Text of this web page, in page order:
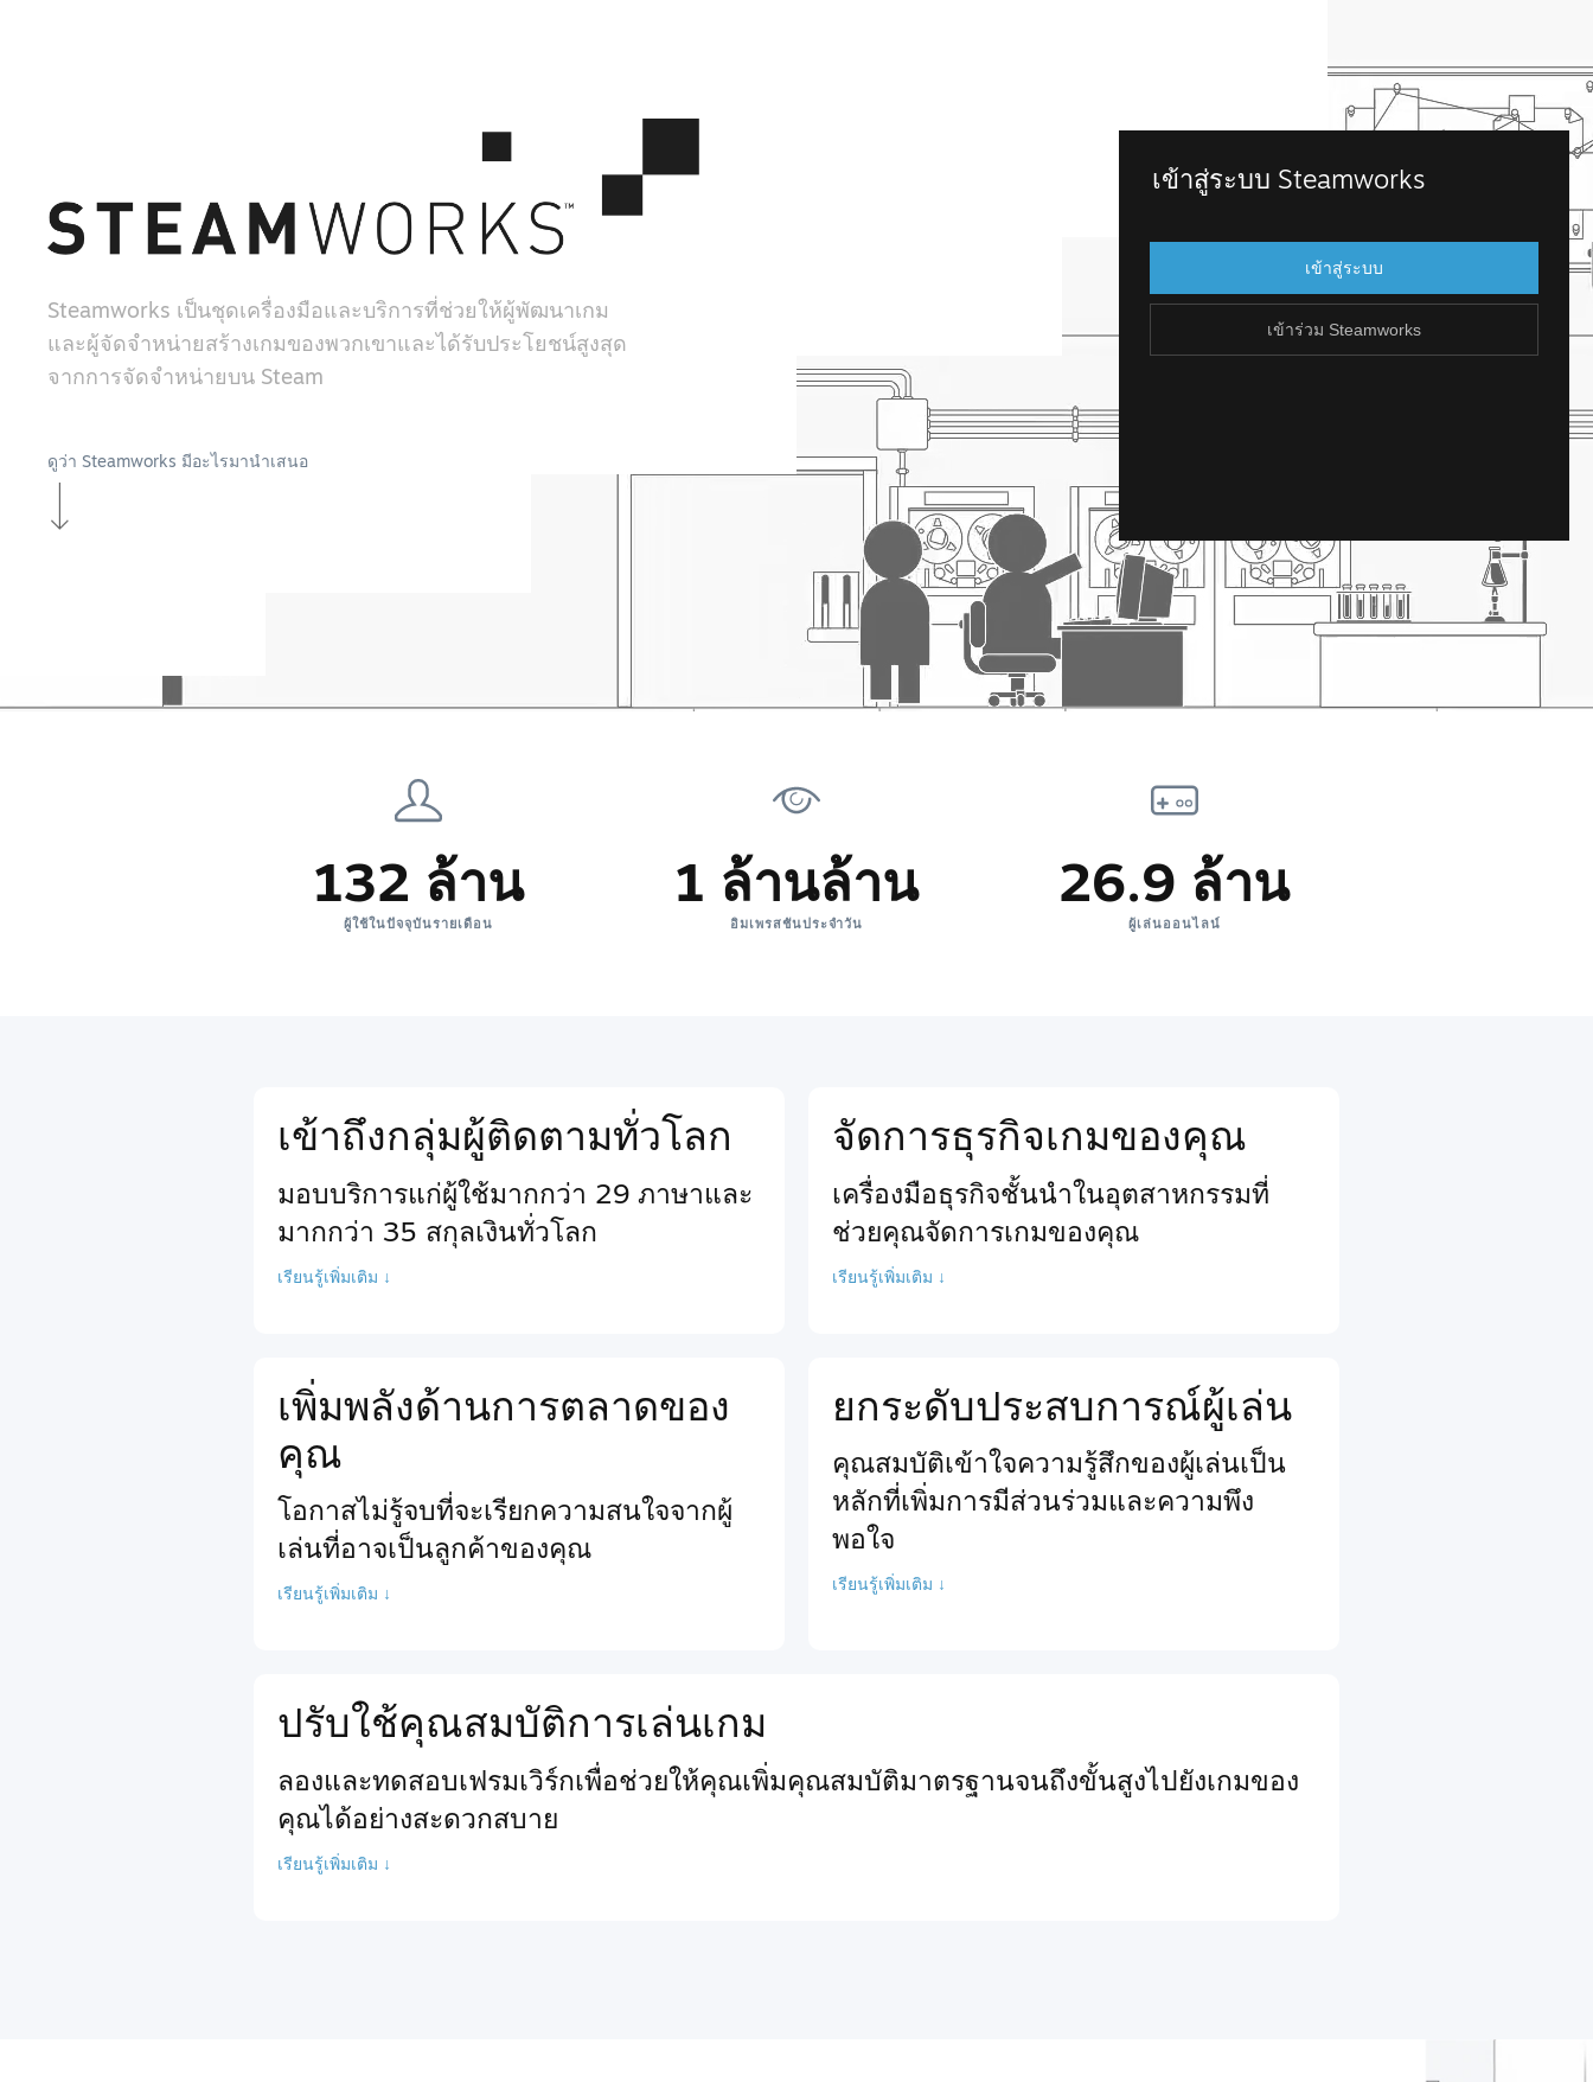
Steamworks เป็นชุดเครื่องมือและบริการที่ช่วยให้ผู้พัฒนาเกม
และผู้จัดจำหน่ายสร้างเกมของพวกเขาและได้รับประโยชน์สูงสุด
จากการจัดจำหน่ายบน Steam
ดูว่า Steamworks มีอะไรมานำเสนอ
เข้าสู่ระบบ Steamworks
เข้าสู่ระบบ
เข้าร่วม Steamworks
เข้าร่วม Steamworks
Steam ที่คุณมีอยู่แล้ว แต่ถ้าคุณไม่มีบัญชี
Steam น่ะหรือ? คุณสามารถสร้างได้ไม่ยาก
132 ล้าน
ผู้ใช้ในปัจจุบันรายเดือน
1 ล้านล้าน
อิมเพรสชันประจำวัน
26.9 ล้าน
ผู้เล่นออนไลน์
เข้าถึงกลุ่มผู้ติดตามทั่วโลก
มอบบริการแก่ผู้ใช้มากกว่า 29 ภาษาและ
มากกว่า 35 สกุลเงินทั่วโลก
เรียนรู้เพิ่มเติม ↓
จัดการธุรกิจเกมของคุณ
เครื่องมือธุรกิจชั้นนำในอุตสาหกรรมที่
ช่วยคุณจัดการเกมของคุณ
เรียนรู้เพิ่มเติม ↓
เพิ่มพลังด้านการตลาดของ
คุณ
โอกาสไม่รู้จบที่จะเรียกความสนใจจากผู้
เล่นที่อาจเป็นลูกค้าของคุณ
เรียนรู้เพิ่มเติม ↓
ยกระดับประสบการณ์ผู้เล่น
คุณสมบัติเข้าใจความรู้สึกของผู้เล่นเป็น
หลักที่เพิ่มการมีส่วนร่วมและความพึง
พอใจ
เรียนรู้เพิ่มเติม ↓
ปรับใช้คุณสมบัติการเล่นเกม
ลองและทดสอบเฟรมเวิร์กเพื่อช่วยให้คุณเพิ่มคุณสมบัติมาตรฐานจนถึงขั้นสูงไปยังเกมของ
คุณได้อย่างสะดวกสบาย
เรียนรู้เพิ่มเติม ↓